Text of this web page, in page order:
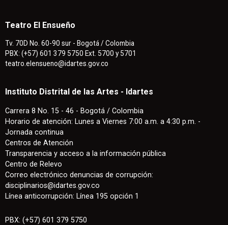
Teatro El Ensueño
Tv. 70D No. 60-90 sur - Bogotá / Colombia
PBX: (+57) 601 379 5750 Ext. 5700 y 5701
teatro.elensueno@idartes.gov.co
Instituto Distrital de las Artes - Idartes
Carrera 8 No. 15 - 46 - Bogotá / Colombia
Horario de atención: Lunes a Viernes 7:00 a.m. a 4:30 p.m. -
Jornada continua
Centros de Atención
Transparencia y acceso a la información pública
Centro de Relevo
Correo electrónico denuncias de corrupción:
disciplinarios@idartes.gov.co
Línea anticorrupción: Línea 195 opción 1
PBX: (+57) 601 379 5750